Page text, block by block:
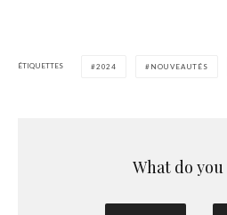
ÉTIQUETTES 2024 NOUVEAUTÉS
What do